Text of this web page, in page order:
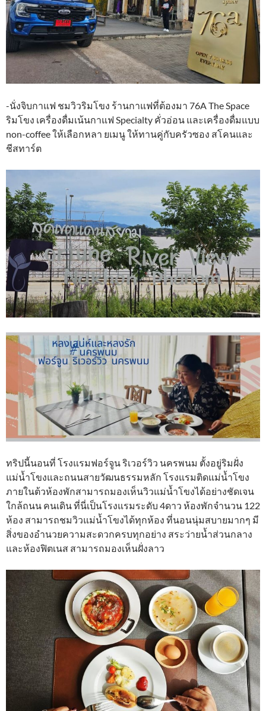
-นั่งจิบกาแฟ ชมวิวริมโขง ร้านกาแฟที่ต้องมา 76A The Space
ริมโขง เครื่องดื่มเน้นกาแฟ Specialty คั่วอ่อน และเครื่องดื่มแบบ
non-coffee ให้เลือกหลา ยเมนู ให้ทานคู่กับครัวซอง สโคนและ
ชีสทาร์ต
ทริปนี้นอนที่ โรงแรมฟอร์จูน ริเวอร์วิว นครพนม ตั้งอยู่ริมฝั่ง
แม่น้ำโขงและถนนสายวัฒนธรรมหลัก โรงแรมติดแม่น้ำโขง
ภายในต้วห้องพักสามารถมองเห็นวิวแม่น้ำโขงได้อย่างชัดเจน
ใกล้ถนน คนเดิน ที่นี่เป็นโรงแรมระดับ 4ดาว ห้องพักจำนวน 122
ห้อง สามารถชมวิวแม่น้ำโขงได้ทุกห้อง ที่นอนนุ่มสบายมากๆ มี
สิ่งของอำนวยความสะดวกครบทุกอย่าง สระว่ายน้ำส่วนกลาง
และห้องฟิตเนส สามารถมองเห็นฝั่งลาว